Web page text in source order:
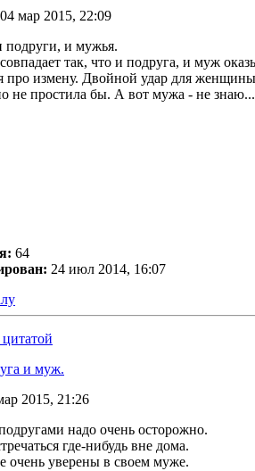
мар 2015, 22:09
и мужья.
так, что и подруга, и муж
про измену. Двойной удар для
не простила бы. А вот мужа - не знаю...
64
24 июл 2014, 16:07
и муж.
2015, 21:26
надо очень осторожно.
где-нибудь вне дома.
очень уверены в своем муже.